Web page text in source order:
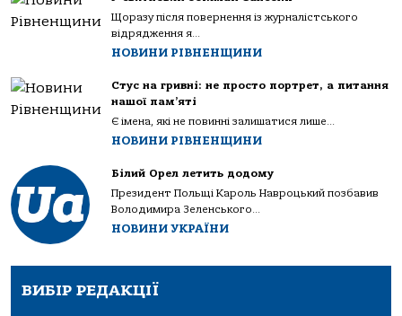
Щоразу після повернення із журналістського
відрядження я...
НОВИНИ РІВНЕНЩИНИ
Стус на гривні: не просто портрет, а питання
нашої пам’яті
Є імена, які не повинні залишатися лише...
НОВИНИ РІВНЕНЩИНИ
Білий Орел летить додому
Президент Польщі Кароль Навроцький позбавив
Володимира Зеленського...
НОВИНИ УКРАЇНИ
ВИБІР РЕДАКЦІЇ